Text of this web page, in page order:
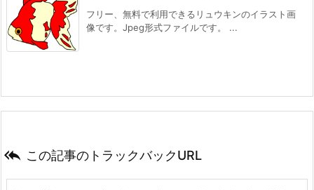
フリー、無料で利用できるリュウキンのイラスト画
像です。Jpeg形式ファイルです。 ...
 この記事のトラックバックURL